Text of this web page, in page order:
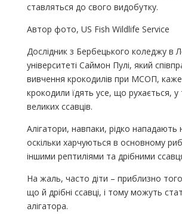
ставляться до свого видобутку.
Автор фото, US Fish Wildlife Service
Дослідник з Бербецького коледжу в
університеті Саймон Пулі, який
вивчення крокодилів при МСОП,
крокодили їдять усе, що рухається, у
великих ссавців.
Алігатори, навпаки, рідко нападають
оскільки харчуються в основному
іншими рептиліями та дрібними
На жаль, часто діти – приблизно
що й дрібні ссавці, і тому можуть
алігатора.